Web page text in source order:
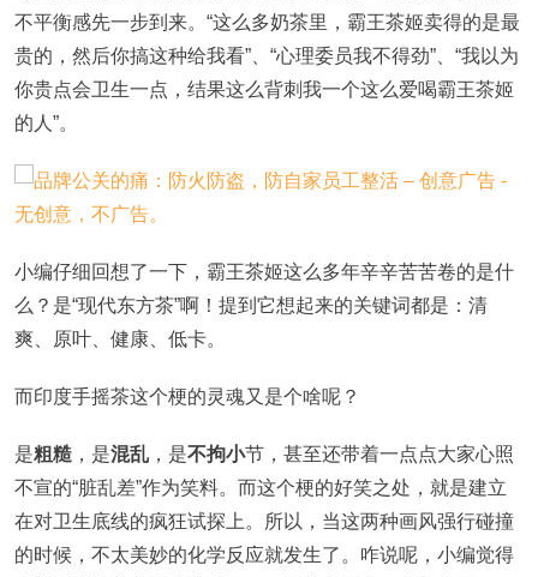
不平衡感先一步到来。“这么多奶茶里，霸王茶姬卖得的是最
贵的，然后你搞这种给我看”、“心理委员我不得劲”、“我以为
你贵点会卫生一点，结果这么背刺我一个这么爱喝霸王茶姬
的人”。
小编仔细回想了一下，霸王茶姬这么多年辛辛苦苦卷的是什
么？是“现代东方茶”啊！提到它想起来的关键词都是：清
爽、原叶、健康、低卡。
而印度手摇茶这个梗的灵魂又是个啥呢？
是粗糙 ，是混乱 ，是不拘小节，甚至还带着一点点大家心照
不宣的“脏乱差”作为笑料。而这个梗的好笑之处，就是建立
在对卫生底线的疯狂试探上。所以，当这两种画风强行碰撞
的时候，不太美妙的化学反应就发生了。咋说呢，小编觉得